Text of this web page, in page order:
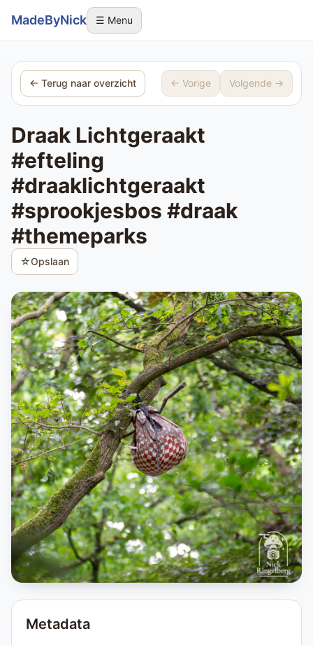
Sla navigatie over
MadeByNick ☰ Menu
← Terug naar overzicht ← Vorige Volgende →
Draak Lichtgeraakt
#efteling
#draaklichtgeraakt
#sprookjesbos #draak
#themeparks
☆Opslaan
Metadata